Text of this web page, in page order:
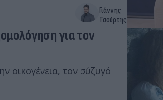
Γιάννης
Τσούρτης
για τον
οικογένεια, τον σύζυγό